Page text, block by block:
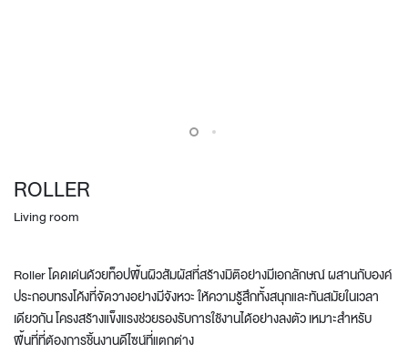
ROLLER
Living room
Roller โดดเด่นด้วยท็อปพื้นผิวสัมผัสที่สร้างมิติอย่างมีเอกลักษณ์ ผสานกับองค์
ประกอบทรงโค้งที่จัดวางอย่างมีจังหวะ ให้ความรู้สึกทั้งสนุกและทันสมัยในเวลา
เดียวกัน โครงสร้างแข็งแรงช่วยรองรับการใช้งานได้อย่างลงตัว เหมาะสำหรับ
พื้นที่ที่ต้องการชิ้นงานดีไซน์ที่แตกต่าง